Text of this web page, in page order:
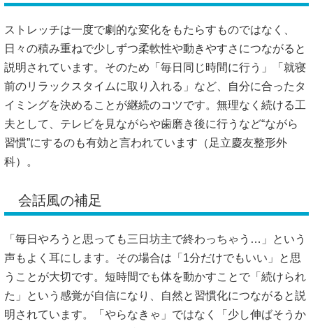
ストレッチは一度で劇的な変化をもたらすものではなく、
日々の積み重ねで少しずつ柔軟性や動きやすさにつながると
説明されています。そのため「毎日同じ時間に行う」「就寝
前のリラックスタイムに取り入れる」など、自分に合ったタ
イミングを決めることが継続のコツです。無理なく続ける工
夫として、テレビを見ながらや歯磨き後に行うなど“ながら
習慣”にするのも有効と言われています（ 足立慶友整形外
科）。
会話風の補足
「毎日やろうと思っても三日坊主で終わっちゃう…」という
声もよく耳にします。その場合は「1分だけでもいい」と思
うことが大切です。短時間でも体を動かすことで「続けられ
た」という感覚が自信になり、自然と習慣化につながると説
明されています。「やらなきゃ」ではなく「少し伸ばそうか